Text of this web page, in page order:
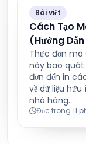
Bài viết
Cách Tạo
(Hướng
Thực đơn mã
này bao
đơn đến in
về dữ liệu
nhà hàng.
Đọc trong 11